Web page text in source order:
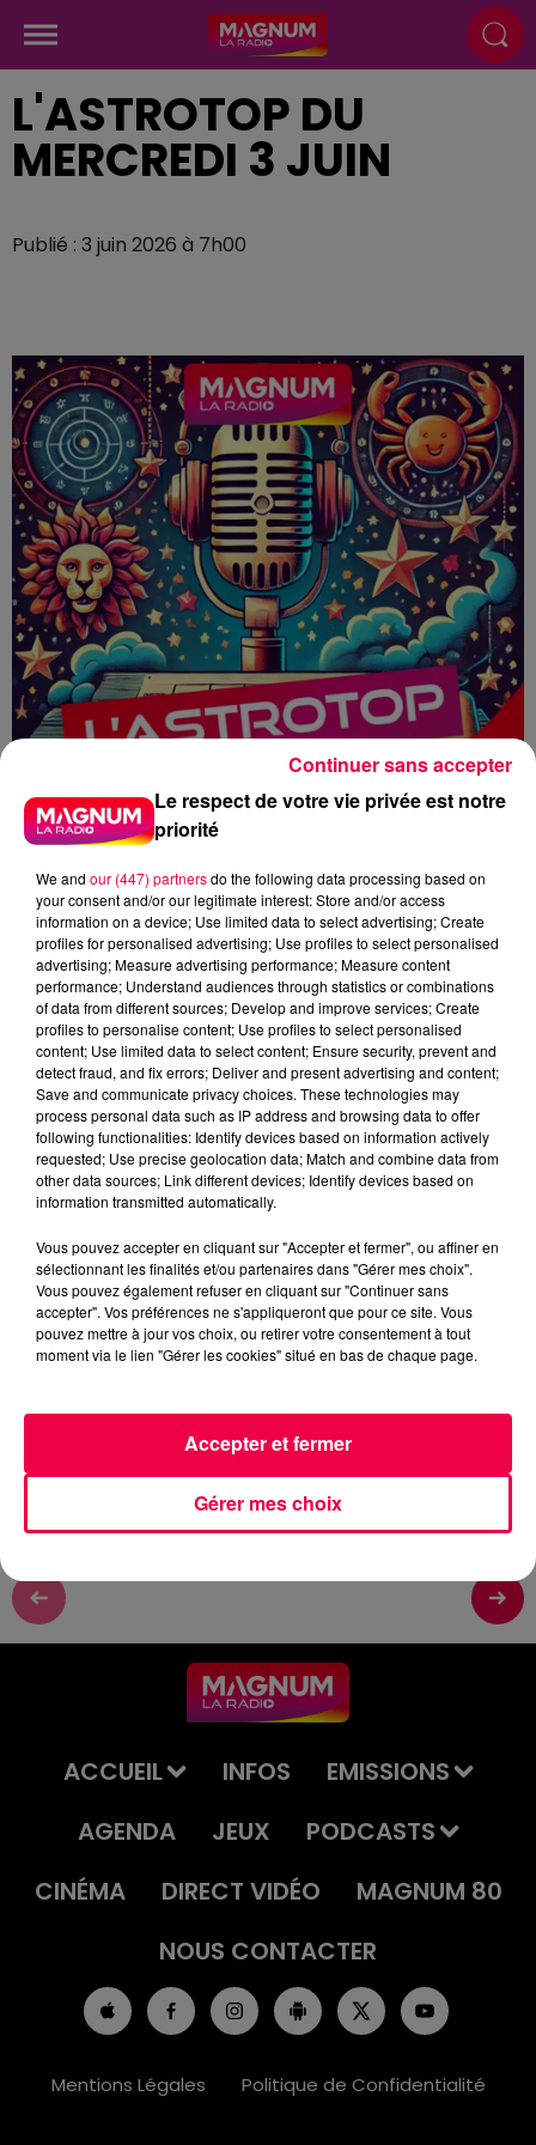
L'ASTROTOP DU
MERCREDI 3 JUIN
Publié : 3 juin 2026 à 7h00
ASTROTOP HOROSCOPE
ASTRO
MAGNUM CAFE
Rémy
L'ASTROTOP TOUS LES MATINS A 6H45, 7H45 ET
8H45
3 juin 2026 - 1 min 39 sec
L'ASTROTOP DU MERCREDI 3 JUIN
L'ASTROTOP DU MERCREDI 3 JUIN
ACCUEIL INFOS
EMISSIONS
AGENDA
JEUX
PODCASTS
CINÉMA
DIRECT VIDÉO
MAGNUM 80
NOUS CONTACTER
Mentions Légales Politique de Confidentialité
Le respect de votre vie privée est notre
priorité
We and our (447) partnersdo the following data processing based on
your consent and/or our legitimate interest: Store and/or access
information on a device; Use limited data to select advertising; Create
profiles for personalised advertising; Use profiles to select personalised
advertising; Measure advertising performance; Measure content
performance; Understand audiences through statistics or combinations
of data from different sources; Develop and improve services; Create
profiles to personalise content; Use profiles to select personalised
content; Use limited data to select content; Ensure security, prevent and
detect fraud, and fix errors; Deliver and present advertising and content;
Save and communicate privacy choices. These technologies may
process personal data such as IP address and browsing data to offer
following functionalities: Identify devices based on information actively
requested; Use precise geolocation data; Match and combine data from
other data sources; Link different devices; Identify devices based on
information transmitted automatically.
Vous pouvez accepter en cliquant sur "Accepter et fermer", ou affiner en
sélectionnant les finalités et/ou partenaires dans "Gérer mes choix".
Vous pouvez également refuser en cliquant sur "Continuer sans
accepter". Vos préférences ne s'appliqueront que pour ce site. Vous
pouvez mettre à jour vos choix, ou retirer votre consentement à tout
moment via le lien "Gérer les cookies" situé en bas de chaque page.
Gérer mes choix
Accepter et fermer
Continuer sans accepter